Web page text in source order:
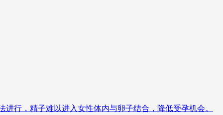
行，精子难以进入女性体内与卵子结合，降低受孕机会。